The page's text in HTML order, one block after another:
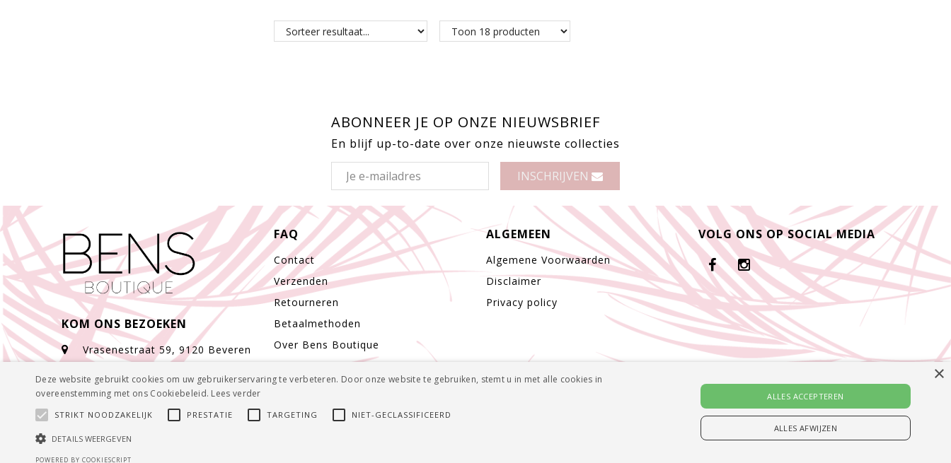
ABONNEER JE OP ONZE NIEUWSBRIEF
En blijf up-to-date over onze nieuwste collecties
INSCHRIJVEN
KOM ONS BEZOEKEN
Vrasenestraat 59, 9120 Beveren
info@bensboutique.be
FAQ
Contact
Verzenden
Retourneren
Betaalmethoden
Over Bens Boutique
ALGEMEEN
Algemene Voorwaarden
Disclaimer
Privacy policy
VOLG ONS OP SOCIAL MEDIA
×
Deze website gebruikt cookies om uw gebruikerservaring te verbeteren. Door onze website te gebruiken, stemt u in met alle cookies in
overeenstemming met ons Cookiebeleid. Lees verder
STRIKT NOODZAKELIJK PRESTATIE TARGETING NIET-GECLASSIFICEERD
DETAILS WEERGEVEN
ALLES ACCEPTEREN
ALLES AFWIJZEN
POWERED BY COOKIESCRIPT